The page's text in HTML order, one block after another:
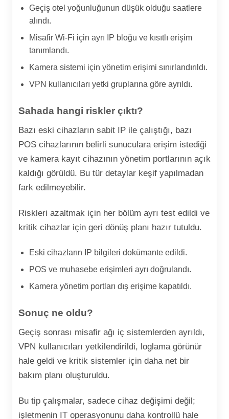
Geçiş otel yoğunluğunun düşük olduğu saatlere
alındı.
Misafir Wi-Fi için ayrı IP bloğu ve kısıtlı erişim
tanımlandı.
Kamera sistemi için yönetim erişimi sınırlandırıldı.
VPN kullanıcıları yetki gruplarına göre ayrıldı.
Sahada hangi riskler çıktı?
Bazı eski cihazların sabit IP ile çalıştığı, bazı
POS cihazlarının belirli sunuculara erişim istediği
ve kamera kayıt cihazının yönetim portlarının açık
kaldığı görüldü. Bu tür detaylar keşif yapılmadan
fark edilmeyebilir.
Riskleri azaltmak için her bölüm ayrı test edildi ve
kritik cihazlar için geri dönüş planı hazır tutuldu.
Eski cihazların IP bilgileri dokümante edildi.
POS ve muhasebe erişimleri ayrı doğrulandı.
Kamera yönetim portları dış erişime kapatıldı.
Sonuç ne oldu?
Geçiş sonrası misafir ağı iç sistemlerden ayrıldı,
VPN kullanıcıları yetkilendirildi, loglama görünür
hale geldi ve kritik sistemler için daha net bir
bakım planı oluşturuldu.
Bu tip çalışmalar, sadece cihaz değişimi değil;
işletmenin IT operasyonunu daha kontrollü hale